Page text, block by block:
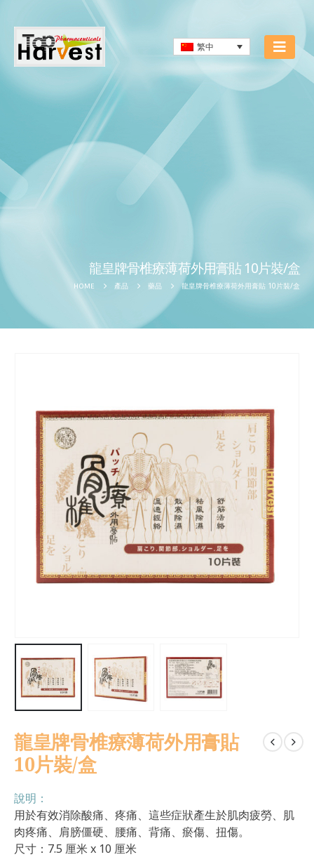
繁中
龍皇牌骨椎療薄荷外用膏貼 10片裝/盒
HOME 產品 藥品 龍皇牌骨椎療薄荷外用膏貼 10片裝/盒
龍皇牌骨椎療薄荷外用膏貼
10片裝/盒
說明：
用於有效消除酸痛、疼痛、這些症狀產生於肌肉疲勞、肌
肉疼痛、肩膀僵硬、腰痛、背痛、瘀傷、扭傷。
尺寸：7.5 厘米 x 10 厘米